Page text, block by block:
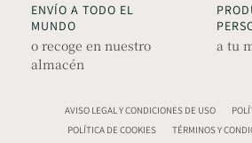
ENVÍO A TODO EL
MUNDO
o recoge en nuestro
almacén
a tu
AVISO LEGAL Y CONDICIONES DE USO
POLÍTICA DE COOKIES
TÉRMINOS Y